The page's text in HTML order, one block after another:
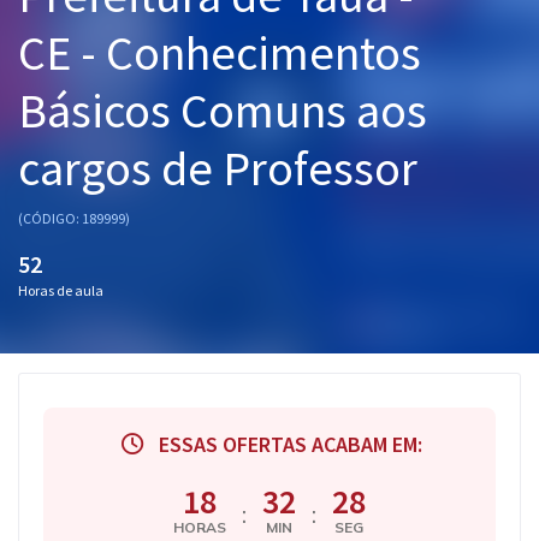
Pós
Graduação
OAB
Questões grátis
CE - Conhecimentos
Básicos Comuns aos
cargos de Professor
(CÓDIGO: 189999)
52
Horas de aula
ESSAS OFERTAS ACABAM EM:
18
HORAS : 32
MIN : 27
SEG